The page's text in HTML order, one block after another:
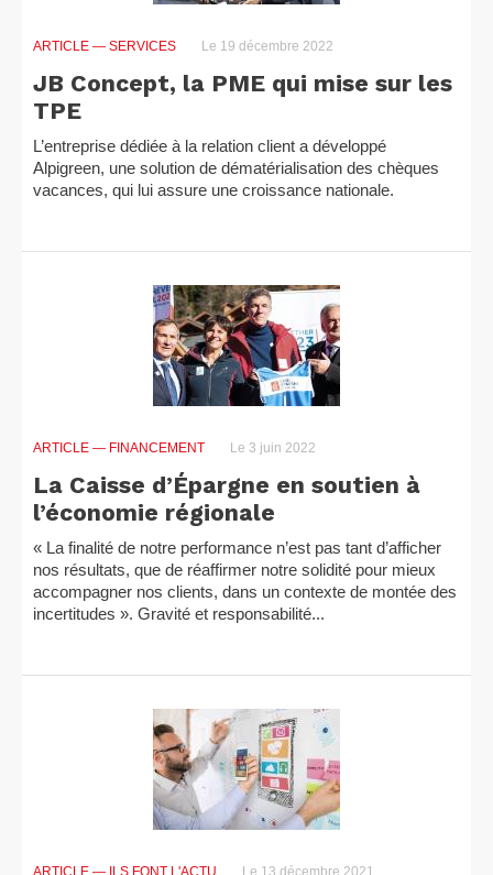
ARTICLE — SERVICES Le 19 décembre 2022
JB Concept, la PME qui mise sur les
TPE
L’entreprise dédiée à la relation client a développé
Alpigreen, une solution de dématérialisation des chèques
vacances, qui lui assure une croissance nationale.
ARTICLE — FINANCEMENT Le 3 juin 2022
La Caisse d’Épargne en soutien à
l’économie régionale
« La finalité de notre performance n’est pas tant d’afficher
nos résultats, que de réaffirmer notre solidité pour mieux
accompagner nos clients, dans un contexte de montée des
incertitudes ». Gravité et responsabilité...
ARTICLE — ILS FONT L'ACTU Le 13 décembre 2021